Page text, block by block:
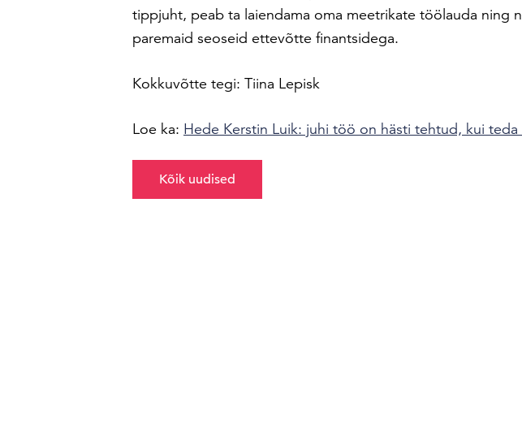
tippjuht, peab ta laiendama oma meetrikate töölauda ning
paremaid seoseid ettevõtte finantsidega.
Kokkuvõtte tegi: Tiina Lepisk
Loe ka: Hede Kerstin Luik: juhi töö on hästi tehtud, kui
Kõik uudised